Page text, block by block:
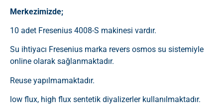
Merkezimizde;
10 adet Fresenius 4008-S makinesi vardır.
Su ihtiyacı Fresenius marka revers osmos su sistemiyle
online olarak sağlanmaktadır.
Reuse yapılmamaktadır.
low flux, high flux sentetik diyalizerler kullanılmaktadır.